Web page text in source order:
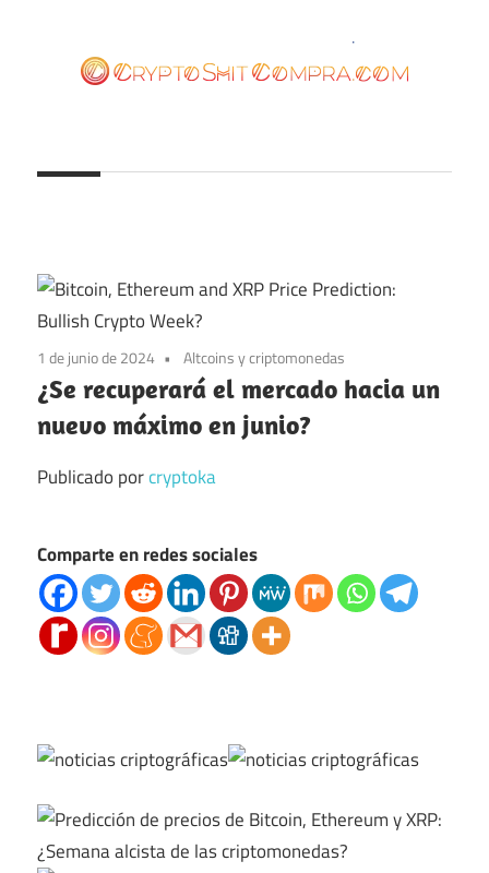
contenido
1 de junio de 2024 Altcoins y criptomonedas
¿Se recuperará el mercado hacia un
nuevo máximo en junio?
Publicado porcryptoka
Comparte en redes sociales